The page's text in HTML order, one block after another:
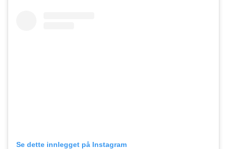
Se dette innlegget på Instagram